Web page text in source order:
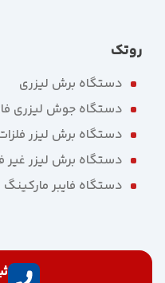
روتک
دستگاه برش لیزری
دستگاه جوش لیزری
دستگاه برش لیزر
دستگاه برش لیزر غیر
دستگاه فایبر مارکینگ